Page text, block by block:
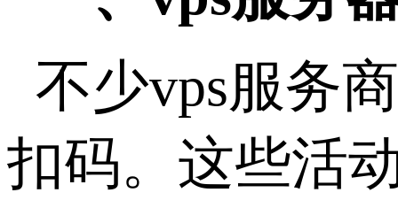
不少vps服务
扣码。这些活